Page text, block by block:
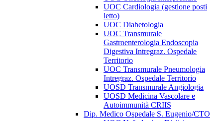
UOC Cardiologia (gestione posti
letto)
UOC Diabetologia
UOC Transmurale
Gastroenterologia Endoscopia
Digestiva Intregraz. Ospedale
Territorio
UOC Transmurale Pneumologia
Intregraz. Ospedale Territorio
UOSD Transmurale Angiologia
UOSD Medicina Vascolare e
Autoimmunità CRIIS
Dip. Medico Ospedale S. Eugenio/CTO